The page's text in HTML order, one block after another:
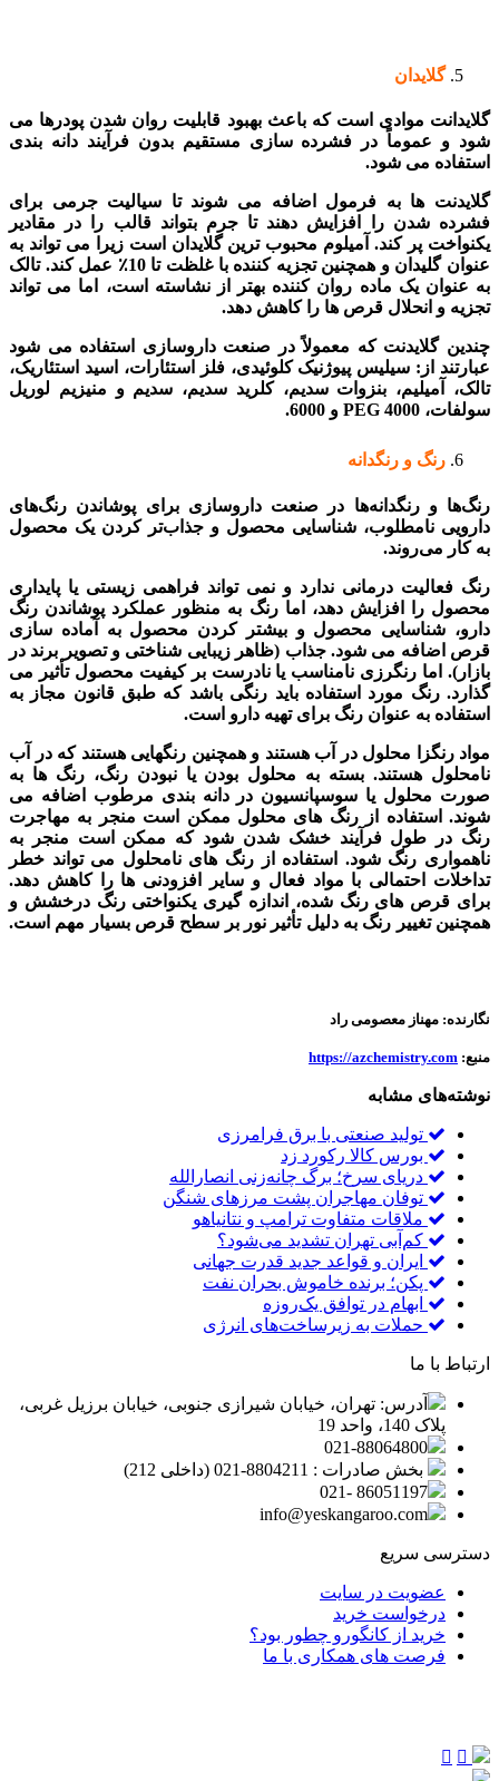
گلایدان
گلایدانت موادی است که باعث بهبود قابلیت روان شدن پودرها می
شود و عموماً در فشرده سازی مستقیم بدون فرآیند دانه بندی
استفاده می شود.
گلایدنت ها به فرمول اضافه می شوند تا سیالیت جرمی برای
فشرده شدن را افزایش دهند تا جرم بتواند قالب را در مقادیر
یکنواخت پر کند. آمیلوم محبوب ترین گلایدان است زیرا می تواند به
عنوان گلیدان و همچنین تجزیه کننده با غلظت تا 10٪ عمل کند. تالک
به عنوان یک ماده روان کننده بهتر از نشاسته است، اما می تواند
تجزیه و انحلال قرص ها را کاهش دهد.
چندین گلایدنت که معمولاً در صنعت داروسازی استفاده می شود
عبارتند از: سیلیس پیوژنیک کلوئیدی، فلز استئارات، اسید استئاریک،
تالک، آمیلیم، بنزوات سدیم، کلرید سدیم، سدیم و منیزیم لوریل
سولفات، PEG 4000 و 6000.
رنگ و رنگدانه
رنگ‌ها و رنگدانه‌ها در صنعت داروسازی برای پوشاندن رنگ‌های
دارویی نامطلوب، شناسایی محصول و جذاب‌تر کردن یک محصول
به کار می‌روند.
رنگ فعالیت درمانی ندارد و نمی تواند فراهمی زیستی یا پایداری
محصول را افزایش دهد، اما رنگ به منظور عملکرد پوشاندن رنگ
دارو، شناسایی محصول و بیشتر کردن محصول به آماده سازی
قرص اضافه می شود. جذاب (ظاهر زیبایی شناختی و تصویر برند در
بازار). اما رنگرزی نامناسب یا نادرست بر کیفیت محصول تأثیر می
گذارد. رنگ مورد استفاده باید رنگی باشد که طبق قانون مجاز به
استفاده به عنوان رنگ برای تهیه دارو است.
مواد رنگزا محلول در آب هستند و همچنین رنگهایی هستند که در آب
نامحلول هستند. بسته به محلول بودن یا نبودن رنگ، رنگ ها به
صورت محلول یا سوسپانسیون در دانه بندی مرطوب اضافه می
شوند. استفاده از رنگ های محلول ممکن است منجر به مهاجرت
رنگ در طول فرآیند خشک شدن شود که ممکن است منجر به
ناهمواری رنگ شود. استفاده از رنگ های نامحلول می تواند خطر
تداخلات احتمالی با مواد فعال و سایر افزودنی ها را کاهش دهد.
برای قرص های رنگ شده، اندازه گیری یکنواختی رنگ درخشش و
همچنین تغییر رنگ به دلیل تأثیر نور بر سطح قرص بسیار مهم است.
نگارنده: مهناز معصومی راد
منبع: https://azchemistry.com
نوشته‌های مشابه
تولید صنعتی با برق فرامرزی
بورس کالا رکورد زد
دریای سرخ؛ برگ چانه‌زنی انصارالله
توفان مهاجران پشت مرزهای شنگن
ملاقات متفاوت ترامپ و نتانیاهو
کم‌آبی تهران تشدید می‌شود؟
ایران و قواعد جدید قدرت جهانی
پکن؛ برنده خاموش بحران نفت
ابهام در توافق یک‌روزه
حملات به زیرساخت‌های انرژی
ارتباط با ما
آدرس: تهران، خیابان شیرازی جنوبی، خیابان برزیل غربی،
پلاک 140، واحد 19
021-88064800
بخش صادرات : 8804211-021 (داخلی 212)
86051197 -021
info@yeskangaroo.com
دسترسی سریع
عضویت در سایت
درخواست خرید
خرید از کانگورو چطور بود؟
فرصت های همکاری با ما